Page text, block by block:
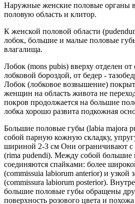
Наружные женские половые органы
половую область и клитор.
К женской половой области
лобок, большие и малые половые
влагалища.
Лобок (mons pubis) вверху отделен от
лобковой бороздой, от бедер -
Лобок (лобковое возвышение)
женщин на область живота не
покров продолжается на большие
лобка хорошо развита подкожная
Большие половые губы (labia majora
собой парную кожную складку,
шириной 2-3 см Они ограничивают с
(rima pudendi). Между собой большие
соединяются спайками: более
(commissuia lаbiorum anterior) и узкой
(commissura labiorum posterior).
большие половые губы обращены
поверхность розового цвета и